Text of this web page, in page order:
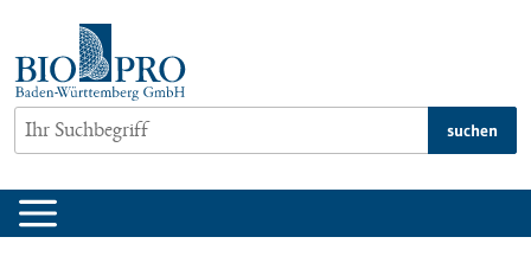
springen
suchen